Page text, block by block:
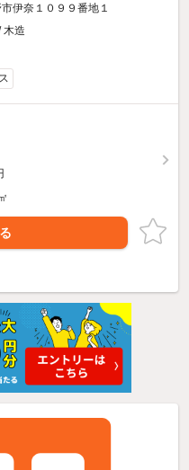
伊奈１０９９番地１
木造